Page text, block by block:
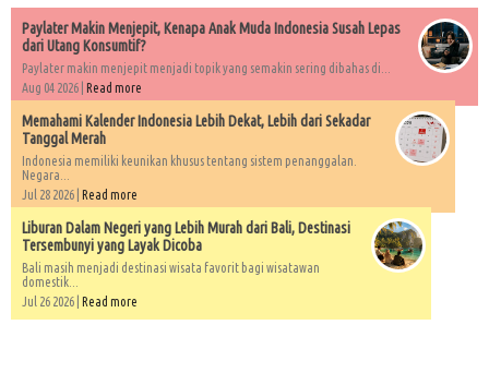
Paylater Makin Menjepit, Kenapa Anak Muda Indonesia Susah Lepas
dari Utang Konsumtif?
Paylater makin menjepit menjadi topik yang semakin sering dibahas di...
Aug 04 2026 | Read more
Memahami Kalender Indonesia Lebih Dekat, Lebih dari Sekadar
Tanggal Merah
Indonesia memiliki keunikan khusus tentang sistem penanggalan.
Negara...
Jul 28 2026 | Read more
Liburan Dalam Negeri yang Lebih Murah dari Bali, Destinasi
Tersembunyi yang Layak Dicoba
Bali masih menjadi destinasi wisata favorit bagi wisatawan
domestik...
Jul 26 2026 | Read more